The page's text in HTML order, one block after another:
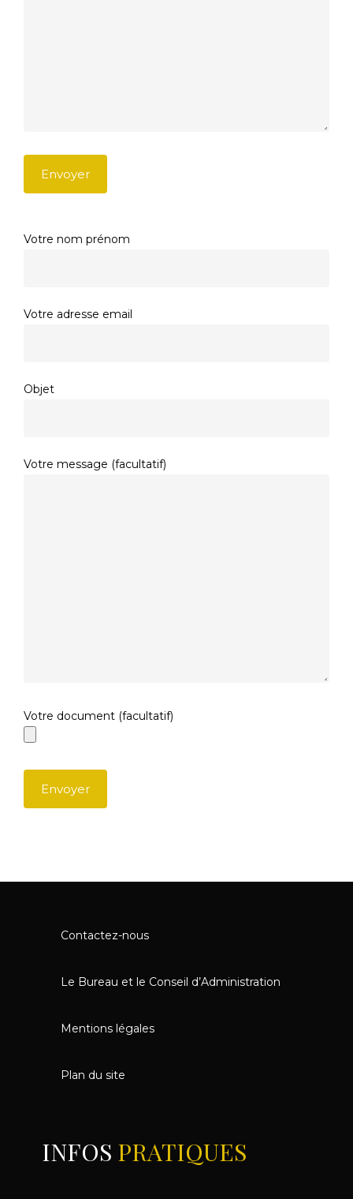
Votre nom prénom
Votre adresse email
Objet
Votre message (facultatif)
Votre document (facultatif)
Contactez-nous
Le Bureau et le Conseil d’Administration
Mentions légales
Plan du site
INFOS PRATIQUES